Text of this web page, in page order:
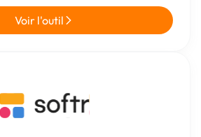
Voir l'outil